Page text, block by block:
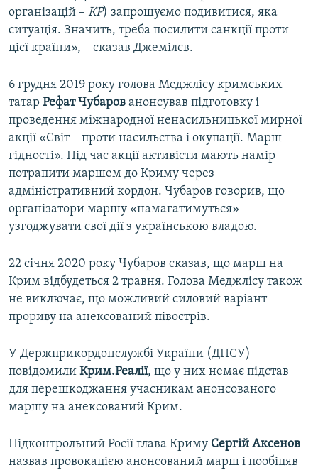
організацій – КР) запрошуємо подивитися, яка
ситуація. Значить, треба посилити санкції проти
цієї країни», – сказав Джемілєв.
6 грудня 2019 року голова Меджлісу кримських
татар Рефат Чубаров анонсував підготовку і
проведення міжнародної ненасильницької мирної
акції «Світ – проти насильства і окупації. Марш
гідності». Під час акції активісти мають намір
потрапити маршем до Криму через
адміністративний кордон. Чубаров говорив, що
організатори маршу «намагатимуться»
узгоджувати свої дії з українською владою.
22 січня 2020 року Чубаров сказав, що марш на
Крим відбудеться 2 травня. Голова Меджлісу також
не виключає, що можливий силовий варіант
прориву на анексований півострів.
У Держприкордонслужбі України (ДПСУ)
повідомили Крим.Реалії, що у них немає підстав
для перешкоджання учасникам анонсованого
маршу на анексований Крим.
Підконтрольний Росії глава Криму Сергій Аксенов
назвав провокацією анонсований марш і пообіцяв